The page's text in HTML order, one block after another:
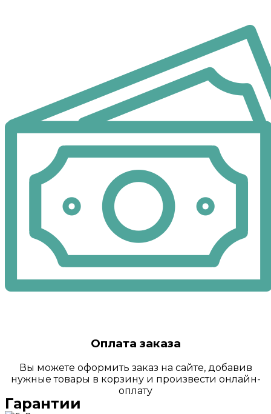
Оплата заказа
Вы можете оформить заказ на сайте, добавив
нужные товары в корзину и произвести онлайн-
оплату
Гарантии